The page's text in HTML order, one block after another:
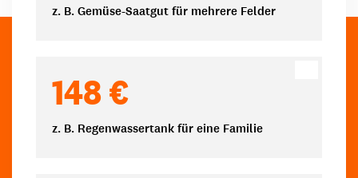
z. B. Gemüse-Saatgut für mehrere Felder
148 €
z. B. Regenwassertank für eine Familie